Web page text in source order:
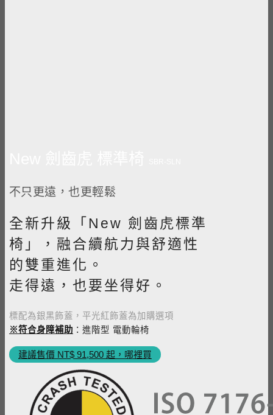
不只更遠，也更輕鬆
全新升級「New 劍齒虎標準
椅」，融合續航力與舒適性
的雙重進化。
走得遠，也要坐得好。
標配為銀黑飾蓋，平光紅飾蓋為加購選項
※符合身障補助 ：進階型 電動輪椅
建議售價 NT$ 91,500 起，哪裡買